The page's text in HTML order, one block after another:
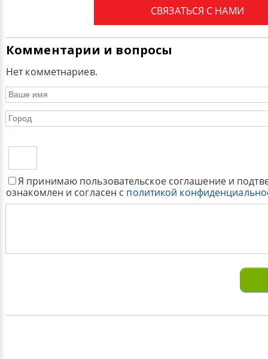
СВЯЗАТЬСЯ С НАМИ
Комментарии и вопросы
Нет комметнариев.
Я принимаю пользовательское соглашение и
ознакомлен и согласен с политикой